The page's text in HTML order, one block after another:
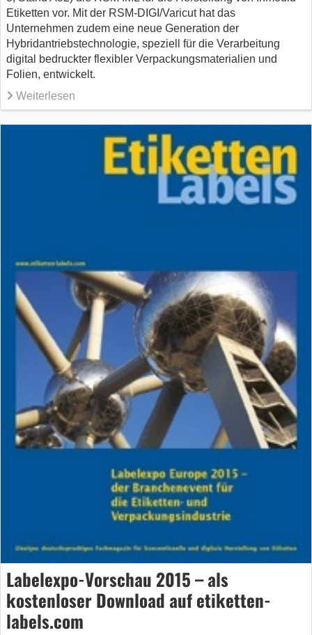
Etiketten vor. Mit der RSM-DIGI/Varicut hat das
Unternehmen zudem eine neue Generation der
Hybridantriebstechnologie, speziell für die Verarbeitung
digital bedruckter flexibler Verpackungsmaterialien und
Folien, entwickelt.
Weiterlesen
Labelexpo-Vorschau 2015 – als
kostenloser Download auf etiketten-
labels.com